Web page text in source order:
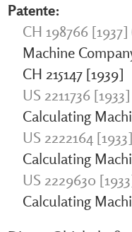
Patente:
CH 198766 [1937]
Machine
CH 215147 [1939]
US 2211736 [1933]
Calculating
US 2222164 [1933]
Calculating
US 2229630
Calculating